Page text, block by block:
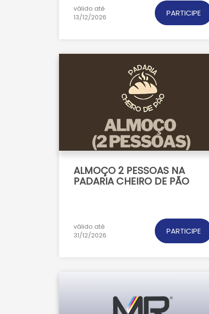
válido até
13/12/2026
PARTICIPE
ALMOÇO 2 PESSOAS NA
PADARIA CHEIRO DE PÃO
válido até
31/12/2026
PARTICIPE